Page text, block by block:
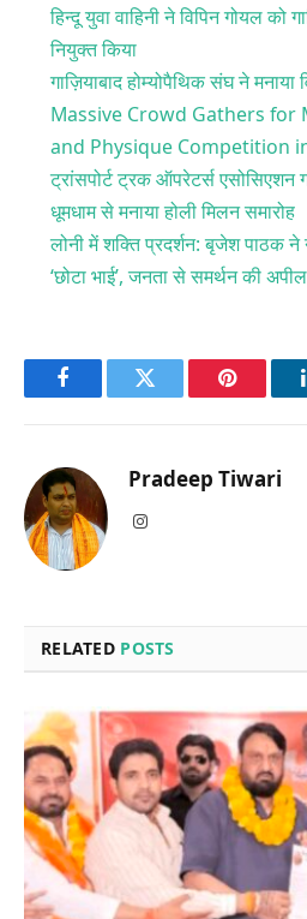
हिन्दू युवा वाहिनी ने विपिन गोयल को
नियुक्त किया
गाज़ियाबाद होम्योपैथिक संघ ने मनाया
Massive Crowd Gathers
and Physique Competition
ट्रांसपोर्ट ट्रक ऑपरेटर्स एसोसिएशन
धूमधाम से मनाया होली मिलन समारोह
लोनी में शक्ति प्रदर्शन: बृजेश पाठक ने
‘छोटा भाई’, जनता से समर्थन की अपील
FacebookTwitter Pinterest
Pradeep Tiwari
Instagram
RELATED POSTS